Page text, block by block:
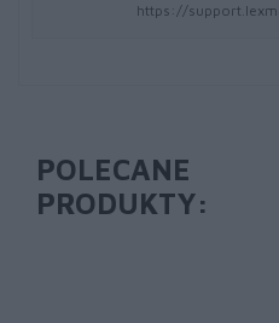
https://
POLECANE
PRODUKTY: